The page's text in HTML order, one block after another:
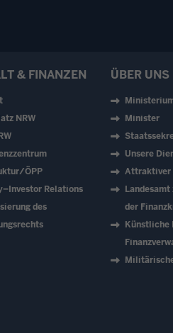
& FINANZEN
NRW
ÖPP
Relations
des
ÜBER UNS
Minister
Unsere
Attraktiver
der
Künstliche